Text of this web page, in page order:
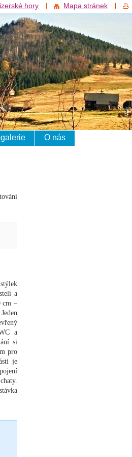
hory Mapa stránek
O nás
a
cm –
a
si
pro
je